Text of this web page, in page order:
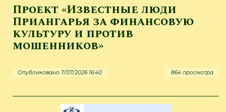
Проект «Известные люди
Приангарья за финансовую
культуру и против
мошенников»
Опубликовано 7/07/2026 16:40 864 просмотра